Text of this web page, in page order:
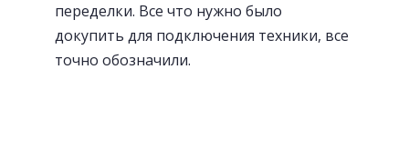
переделки. Все что нужно было
докупить для подключения техники, все
точно обозначили.